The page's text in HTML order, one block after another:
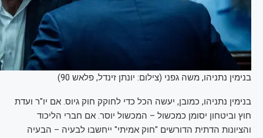
בנימין נתניהו, משה גפני (צילום: יונתן זינדל, פלאש 90)
בנימין נתניהו, כמובן, יעשה הכל כדי לחוקק חוק גיוס. אם יו"ר ועדת
חוץ וביטחון יסומן כמכשול – המכשול יוסר. אם חברי הליכוד
והציונות הדתית הדורשים "חוק אמיתי" ייחשבו לבעיה – הבעיה